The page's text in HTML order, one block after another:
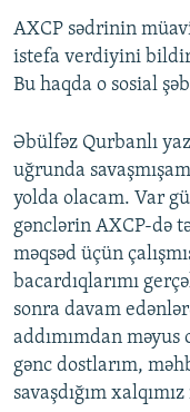
AZADLIQRADIOSU
BIZIMLƏ ƏLAQƏ
RFE/RL-in bütün
AXCP sədrinin
istefa verdiyini
Bu haqda o sosial
Əbülfəz Qurbanlı
uğrunda
yolda olacam. Var
gənclərin AXCP-də
məqsəd üçün
bacardıqlarımı
sonra davam
addımımdan
gənc dostlarım,
savaşdığım